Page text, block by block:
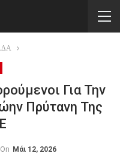
Για Την
Πρύτανη Της
On Μάι 12, 2026